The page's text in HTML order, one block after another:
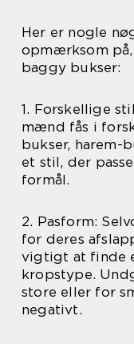
Her er nogle
opmærksom
baggy bukser:
1. Forskellige
mænd fås i
bukser, harem-
et stil, der
formål.
2. Pasform:
for deres
vigtigt at finde
kropstype.
store eller for
negativt.